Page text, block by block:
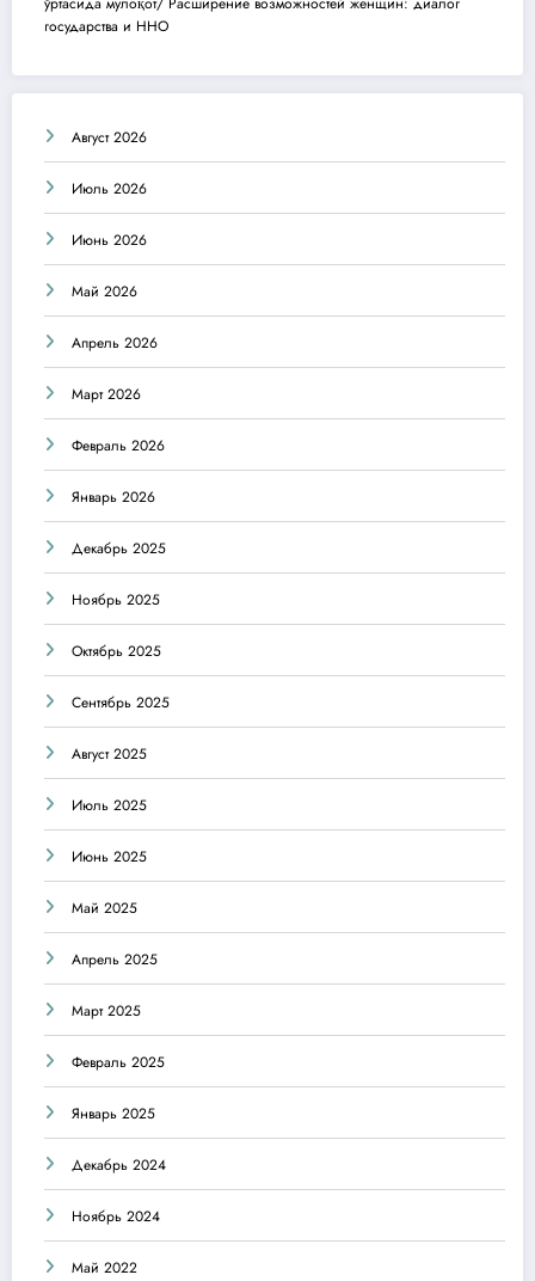
государства и ННО
Август 2026
Июль 2026
Июнь 2026
Май 2026
Апрель 2026
Март 2026
Февраль 2026
Январь 2026
Декабрь 2025
Ноябрь 2025
Октябрь 2025
Сентябрь 2025
Август 2025
Июль 2025
Июнь 2025
Май 2025
Апрель 2025
Март 2025
Февраль 2025
Январь 2025
Декабрь 2024
Ноябрь 2024
Май 2022